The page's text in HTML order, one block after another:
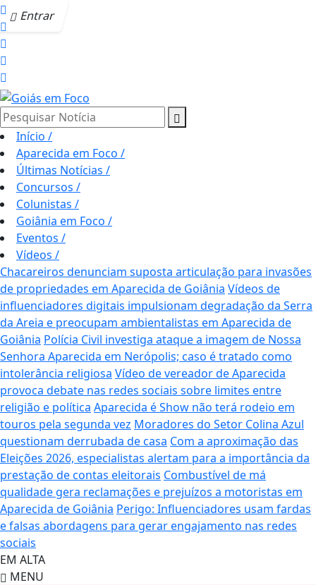
Entrar
Pesquisar Notícia
Início /
Aparecida em Foco /
Últimas Notícias /
Concursos /
Colunistas /
Goiânia em Foco /
Eventos /
Vídeos /
Chacareiros denunciam suposta articulação para invasões
de propriedades em Aparecida de Goiânia Vídeos de
influenciadores digitais impulsionam degradação da Serra
da Areia e preocupam ambientalistas em Aparecida de
Goiânia Polícia Civil investiga ataque a imagem de Nossa
Senhora Aparecida em Nerópolis; caso é tratado como
intolerância religiosa Vídeo de vereador de Aparecida
provoca debate nas redes sociais sobre limites entre
religião e política Aparecida é Show não terá rodeio em
touros pela segunda vez Moradores do Setor Colina Azul
questionam derrubada de casa Com a aproximação das
Eleições 2026, especialistas alertam para a importância da
prestação de contas eleitorais Combustível de má
qualidade gera reclamações e prejuízos a motoristas em
Aparecida de Goiânia Perigo: Influenciadores usam fardas
e falsas abordagens para gerar engajamento nas redes
sociais
EM ALTA
MENU